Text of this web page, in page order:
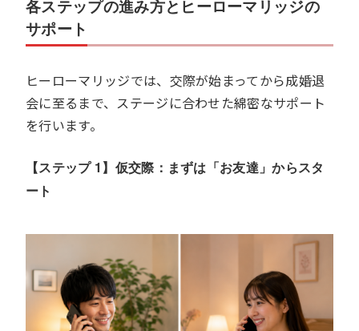
各ステップの進み方とヒーローマリッジの
サポート
ヒーローマリッジでは、交際が始まってから成婚退
会に至るまで、ステージに合わせた綿密なサポート
を行います。
【ステップ 1】仮交際：まずは「お友達」からスタ
ート